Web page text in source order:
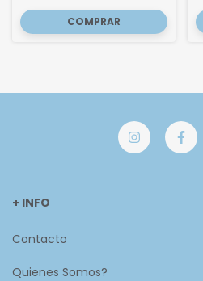
+ INFO
Contacto
Quienes Somos?